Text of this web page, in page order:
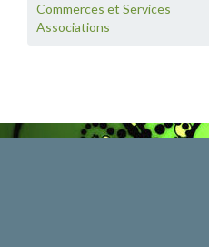
Commerces et Services
Associations